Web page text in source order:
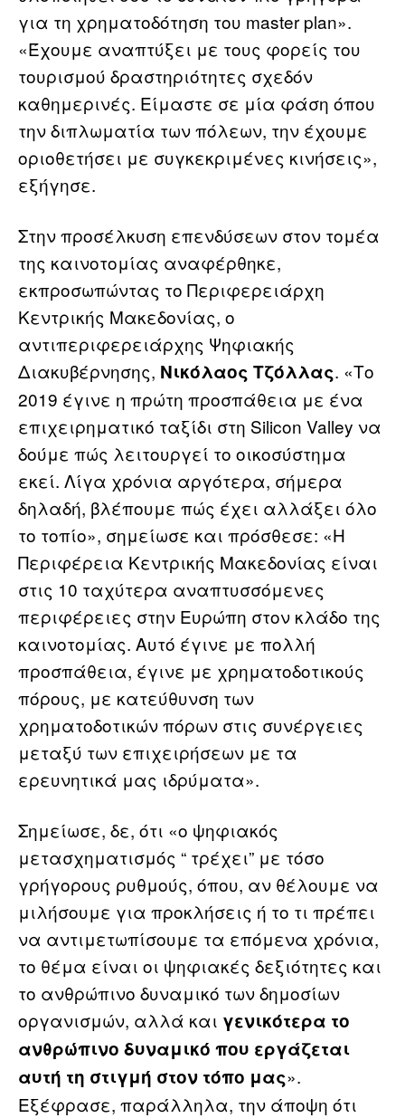
για τη χρηματοδότηση του master plan».
«Έχουμε αναπτύξει με τους φορείς του
τουρισμού δραστηριότητες σχεδόν
καθημερινές. Είμαστε σε μία φάση όπου
την διπλωματία των πόλεων, την έχουμε
οριοθετήσει με συγκεκριμένες κινήσεις»,
εξήγησε.
Στην προσέλκυση επενδύσεων στον τομέα
της καινοτομίας αναφέρθηκε,
εκπροσωπώντας το Περιφερειάρχη
Κεντρικής Μακεδονίας, ο
αντιπεριφερειάρχης Ψηφιακής
Διακυβέρνησης, Νικόλαος Τζόλλας. «Το
2019 έγινε η πρώτη προσπάθεια με ένα
επιχειρηματικό ταξίδι στη Silicon Valley να
δούμε πώς λειτουργεί το οικοσύστημα
εκεί. Λίγα χρόνια αργότερα, σήμερα
δηλαδή, βλέπουμε πώς έχει αλλάξει όλο
το τοπίο», σημείωσε και πρόσθεσε: «Η
Περιφέρεια Κεντρικής Μακεδονίας είναι
στις 10 ταχύτερα αναπτυσσόμενες
περιφέρειες στην Ευρώπη στον κλάδο της
καινοτομίας. Αυτό έγινε με πολλή
προσπάθεια, έγινε με χρηματοδοτικούς
πόρους, με κατεύθυνση των
χρηματοδοτικών πόρων στις συνέργειες
μεταξύ των επιχειρήσεων με τα
ερευνητικά μας ιδρύματα».
Σημείωσε, δε, ότι «ο ψηφιακός
μετασχηματισμός “ τρέχει” με τόσο
γρήγορους ρυθμούς, όπου, αν θέλουμε να
μιλήσουμε για προκλήσεις ή το τι πρέπει
να αντιμετωπίσουμε τα επόμενα χρόνια,
το θέμα είναι οι ψηφιακές δεξιότητες και
το ανθρώπινο δυναμικό των δημοσίων
οργανισμών, αλλά και γενικότερα το
ανθρώπινο δυναμικό που εργάζεται
αυτή τη στιγμή στον τόπο μας».
Εξέφρασε, παράλληλα, την άποψη ότι